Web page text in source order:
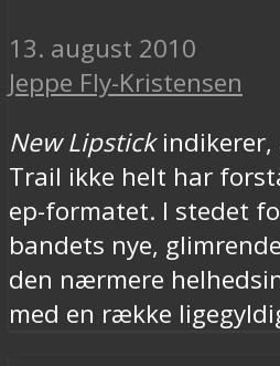
13. august 2010
Jeppe Fly-Kristensen
New Lipstickindikerer,
Trail ikke helt har
ep-formatet. I stedet
bandets nye,
den nærmere
med en række